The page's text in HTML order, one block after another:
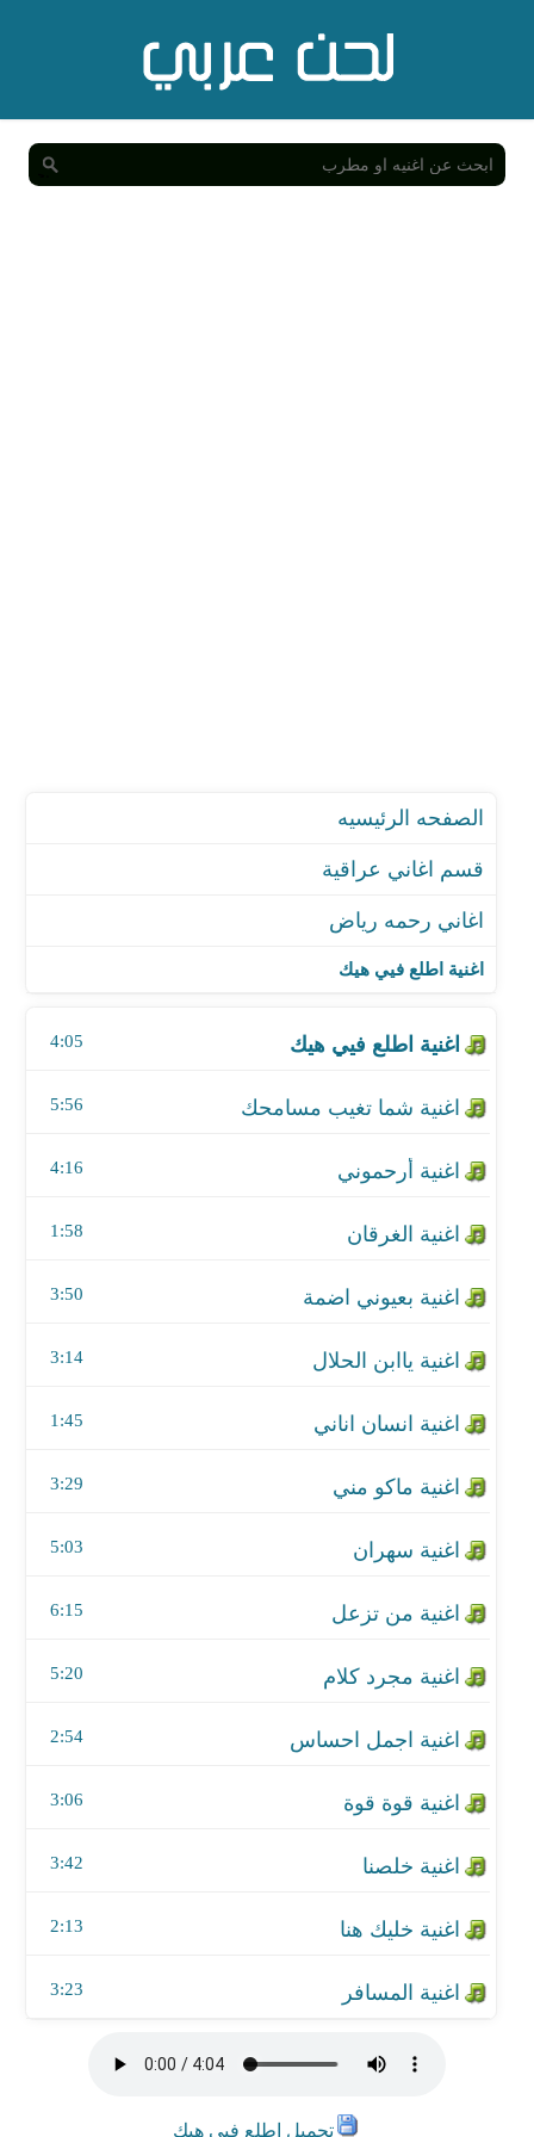
اغنية اطلع فيي هيك
اغنية اطلع فيي هيك
4:05
اغنية شما تغيب مسامحك
5:56
اغنية أرحموني
4:16
1:58
3:50
3:14
اغنية انسان اناني
1:45
اغنية ماكو مني
3:29
اغنية سهران
5:03
6:15
5:20
2:54
اغنية قوة قوة
3:06
اغنية خلصنا
3:42
اغنية خليك هنا
2:13
3:23
تحميل اطلع فيي هيك